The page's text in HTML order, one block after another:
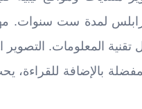
لمدة ست سنوات.
المعلومات.
بالإضافة للقراءة،